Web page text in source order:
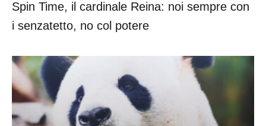
Spin Time, il cardinale Reina: noi sempre con
i senzatetto, no col potere